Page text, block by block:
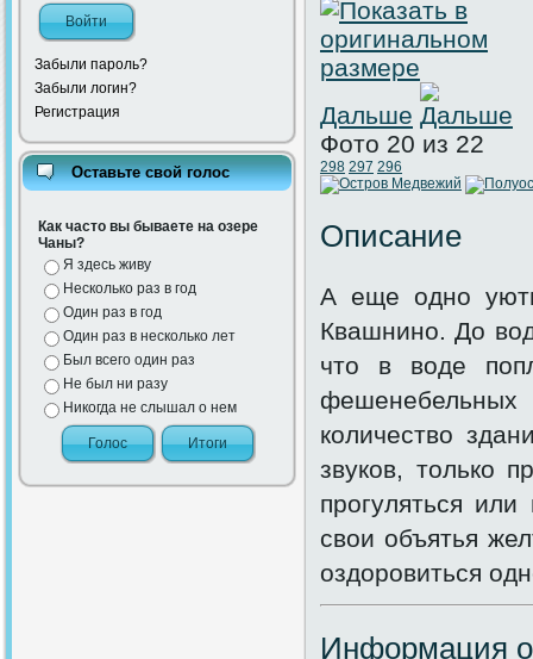
Забыли пароль?
Забыли логин?
Регистрация
Оставьте свой голос
Как часто вы бываете на озере
Чаны?
Я здесь живу
Несколько раз в год
Один раз в год
Один раз в несколько лет
Был всего один раз
Не был ни разу
Никогда не слышал о нем
Дальше
Фото 20 из 22
298 297 296
Описание
А еще одно
Квашнино. До
что в воде
количество
звуков, только
прогуляться
свои объятья
оздоровиться
Информация